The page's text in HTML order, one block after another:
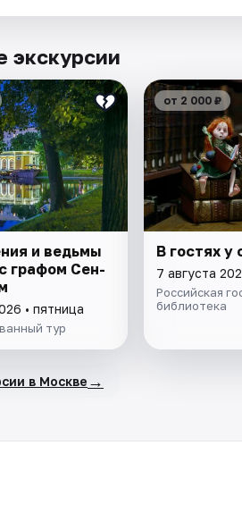
экскурсии
и ведьмы
графом Сен-
• пятница
тур
от 2 000 ₽
В гостях у
7 августа
Российская
библиотека
в Москве →